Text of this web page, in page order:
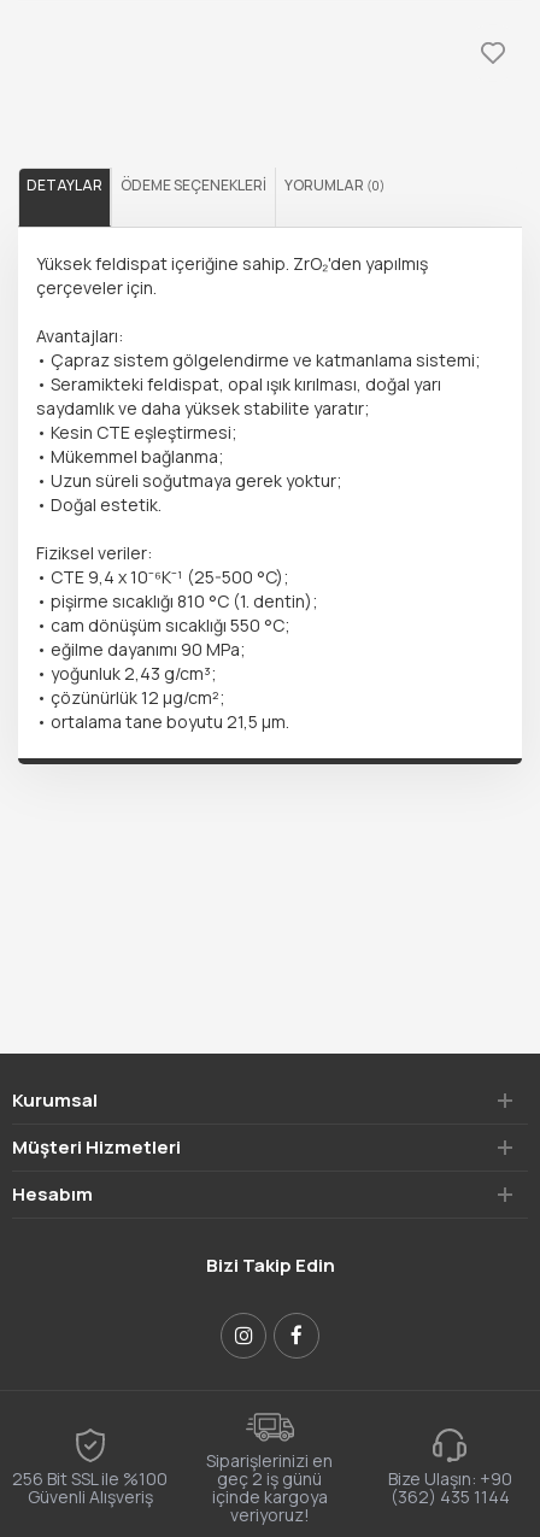
DETAYLAR ÖDEME SEÇENEKLERI YORUMLAR (0)
Yüksek feldispat içeriğine sahip. ZrO₂'den yapılmış
çerçeveler için.
Avantajları:
• Çapraz sistem gölgelendirme ve katmanlama sistemi;
• Seramikteki feldispat, opal ışık kırılması, doğal yarı
saydamlık ve daha yüksek stabilite yaratır;
• Kesin CTE eşleştirmesi;
• Mükemmel bağlanma;
• Uzun süreli soğutmaya gerek yoktur;
• Doğal estetik.
Fiziksel veriler:
• CTE 9,4 x 10⁻⁶K⁻¹ (25-500 °C);
• pişirme sıcaklığı 810 °C (1. dentin);
• cam dönüşüm sıcaklığı 550 °C;
• eğilme dayanımı 90 MPa;
• yoğunluk 2,43 g/cm³;
• çözünürlük 12 µg/cm²;
• ortalama tane boyutu 21,5 µm.
Kurumsal
Müşteri Hizmetleri
Hesabım
Bizi Takip Edin
256 Bit SSL ile %100
Güvenli Alışveriş
Siparişlerinizi en
geç 2 iş günü
içinde kargoya
veriyoruz!
Bize Ulaşın: +90
(362) 435 1144